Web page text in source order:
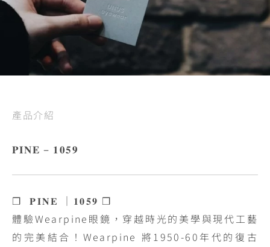
產品介紹
𝐏𝐈𝐍𝐄 – 𝟏𝟎𝟓𝟗
❒ 𝐏𝐈𝐍𝐄 ｜𝟏𝟎𝟓𝟗 ❒
體驗Wearpine眼鏡，穿越時光的美學與現代工藝
的完美結合！Wearpine 將1950-60年代的復古